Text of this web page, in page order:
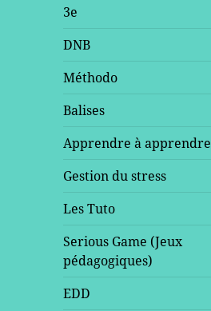
3e
DNB
Méthodo
Balises
Apprendre à apprendre
Gestion du stress
Les Tuto
Serious Game (Jeux
pédagogiques)
EDD